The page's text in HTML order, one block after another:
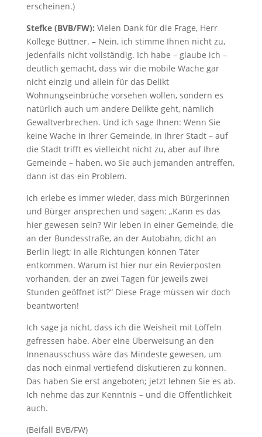
erscheinen.)
Stefke (BVB/FW): Vielen Dank für die Frage, Herr
Kollege Büttner. – Nein, ich stimme Ihnen nicht zu,
jedenfalls nicht vollständig. Ich habe – glaube ich –
deutlich gemacht, dass wir die mobile Wache gar
nicht einzig und allein für das Delikt
Wohnungseinbrüche vorsehen wollen, sondern es
natürlich auch um andere Delikte geht, nämlich
Gewaltverbrechen. Und ich sage Ihnen: Wenn Sie
keine Wache in Ihrer Gemeinde, in Ihrer Stadt – auf
die Stadt trifft es vielleicht nicht zu, aber auf Ihre
Gemeinde – haben, wo Sie auch jemanden antreffen,
dann ist das ein Problem.
Ich erlebe es immer wieder, dass mich Bürgerinnen
und Bürger ansprechen und sagen: „Kann es das
hier gewesen sein? Wir leben in einer Gemeinde, die
an der Bundesstraße, an der Autobahn, dicht an
Berlin liegt; in alle Richtungen können Täter
entkommen. Warum ist hier nur ein Revierposten
vorhanden, der an zwei Tagen für jeweils zwei
Stunden geöffnet ist?“ Diese Frage müssen wir doch
beantworten!
Ich sage ja nicht, dass ich die Weisheit mit Löffeln
gefressen habe. Aber eine Überweisung an den
Innenausschuss wäre das Mindeste gewesen, um
das noch einmal vertiefend diskutieren zu können.
Das haben Sie erst angeboten; jetzt lehnen Sie es ab.
Ich nehme das zur Kenntnis – und die Öffentlichkeit
auch.
(Beifall BVB/FW)